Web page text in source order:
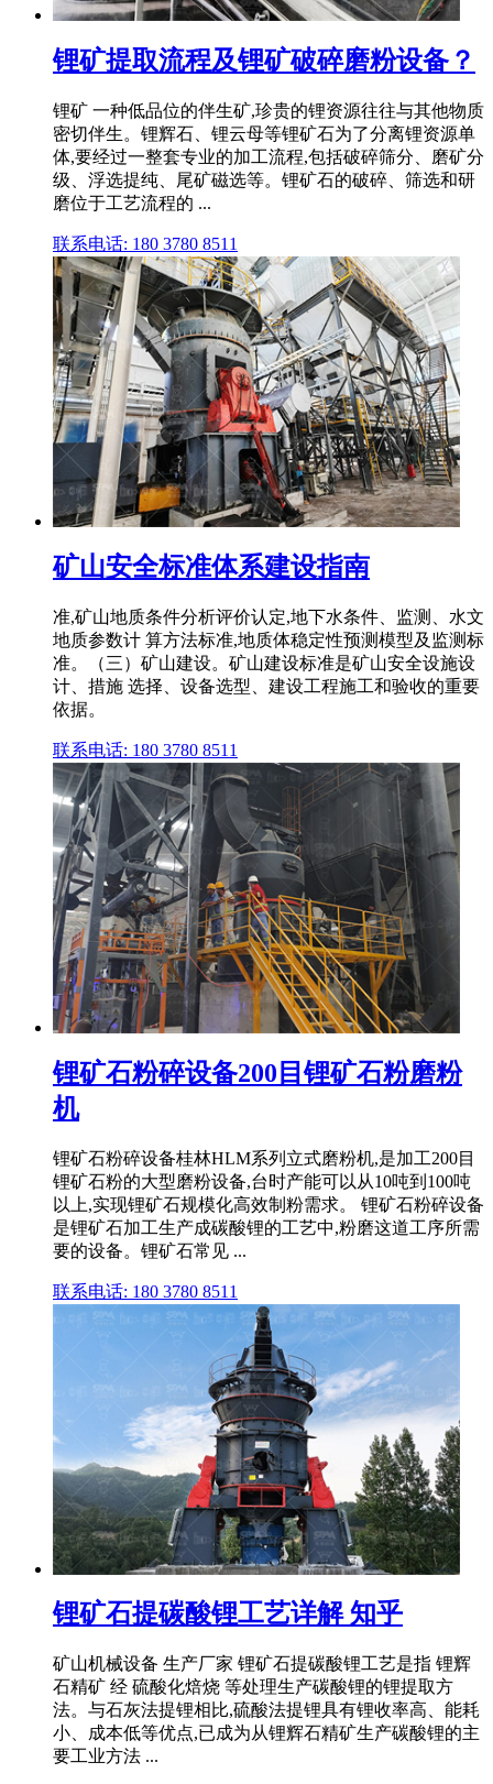
锂矿提取流程及锂矿破碎磨粉设备？
锂矿 一种低品位的伴生矿,珍贵的锂资源往往与其他物质
密切伴生。锂辉石、锂云母等锂矿石为了分离锂资源单
体,要经过一整套专业的加工流程,包括破碎筛分、磨矿分
级、浮选提纯、尾矿磁选等。锂矿石的破碎、筛选和研
磨位于工艺流程的 ...
联系电话: 180 3780 8511
矿山安全标准体系建设指南
准,矿山地质条件分析评价认定,地下水条件、监测、水文
地质参数计 算方法标准,地质体稳定性预测模型及监测标
准。（三）矿山建设。矿山建设标准是矿山安全设施设
计、措施 选择、设备选型、建设工程施工和验收的重要
依据。
联系电话: 180 3780 8511
锂矿石粉碎设备200目锂矿石粉磨粉
机
锂矿石粉碎设备桂林HLM系列立式磨粉机,是加工200目
锂矿石粉的大型磨粉设备,台时产能可以从10吨到100吨
以上,实现锂矿石规模化高效制粉需求。 锂矿石粉碎设备
是锂矿石加工生产成碳酸锂的工艺中,粉磨这道工序所需
要的设备。锂矿石常见 ...
联系电话: 180 3780 8511
锂矿石提碳酸锂工艺详解 知乎
矿山机械设备 生产厂家 锂矿石提碳酸锂工艺是指 锂辉
石精矿 经 硫酸化焙烧 等处理生产碳酸锂的锂提取方
法。与石灰法提锂相比,硫酸法提锂具有锂收率高、能耗
小、成本低等优点,已成为从锂辉石精矿生产碳酸锂的主
要工业方法 ...